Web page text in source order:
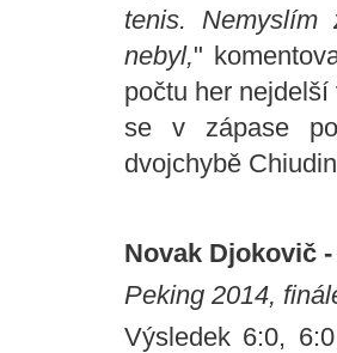
tenis.
nebyl,"
počtu her
se v zápase
dvojchybě
Novak Djokovič
Peking 2014,
Výsledek 6:0,